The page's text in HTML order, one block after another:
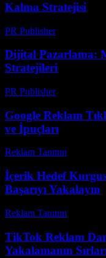
Kalma Stratejisi
PR Publisher-
Dijital Pazarlama:
Stratejileri
PR Publisher-
Google Reklam
ve İpuçları
Reklam Tanıtım
İçerik Hedef
Başarıyı Yakalayın
Reklam Tanıtım
TikTok Reklam
Yakalamanın